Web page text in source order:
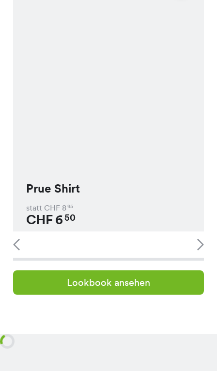
Prue Shirt
statt CHF 895
CHF650
Lookbook ansehen